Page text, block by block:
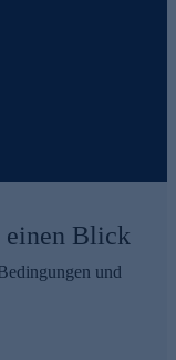
einen Blick
und